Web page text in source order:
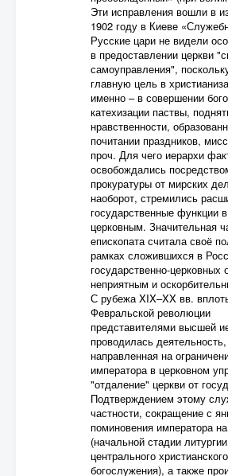
Эти исправления вошли в
1902 году в Киеве
Русские цари не видели
в предоставлении церкви
самоуправления",
главную цель в
именно – в совершении
катехизации паствы,
нравственности,
почитании праздников,
проч. Для чего иерархи
освобождались
прокуратуры от мирских
наоборот, стремились
государственные функции
церковным. Значительная
епископата считала своё
рамках сложившихся в
государственно-церковных
неприятным и
С рубежа XIX–XX вв.
Февральской революции
представителями высшей
проводилась деятельность,
направленная на
императора в церковном
"отдаление" церкви от
Подтверждением этому
частности, сокращение с
поминовения императора
(начальной стадии
центрального христианского
богослужения), а также